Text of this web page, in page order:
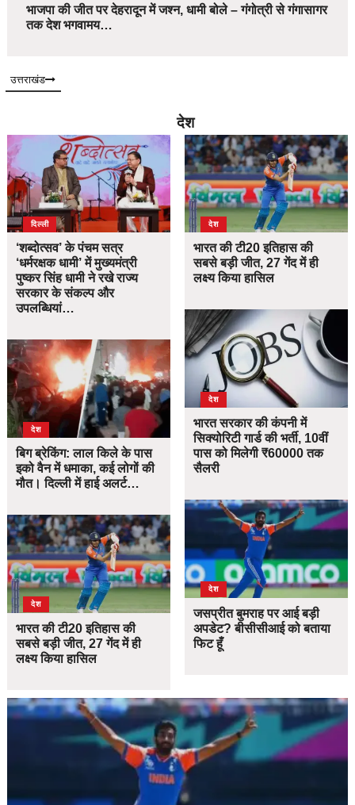
भाजपा की जीत पर देहरादून में जश्न, धामी बोले – गंगोत्री से गंगासागर
तक देश भगवामय…
उत्तराखंड
देश
दिल्ली
‘शब्दोत्सव’ के पंचम सत्र
‘धर्मरक्षक धामी’ में मुख्यमंत्री
पुष्कर सिंह धामी ने रखे राज्य
सरकार के संकल्प और
उपलब्धियां…
देश
बिग ब्रेकिंग: लाल किले के पास
इको वैन में धमाका, कई लोगों की
मौत। दिल्ली में हाई अलर्ट…
देश
भारत की टी20 इतिहास की
सबसे बड़ी जीत, 27 गेंद में ही
लक्ष्य किया हासिल
देश
भारत की टी20 इतिहास की
सबसे बड़ी जीत, 27 गेंद में ही
लक्ष्य किया हासिल
देश
भारत सरकार की कंपनी में
सिक्योरिटी गार्ड की भर्ती, 10वीं
पास को मिलेगी ₹60000 तक
सैलरी
देश
जसप्रीत बुमराह पर आई बड़ी
अपडेट? बीसीसीआई को बताया
फिट हूँ